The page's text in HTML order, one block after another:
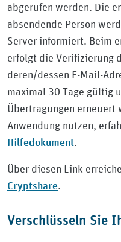
abgerufen werden. Die
absendende Person
Server informiert. Beim
erfolgt die Verifizierung
deren/dessen E-Mail-
maximal 30 Tage gültig
Übertragungen erneuert
Anwendung nutzen,
Hilfedokument.
Über diesen Link
Cryptshare.
Verschlüsseln Sie